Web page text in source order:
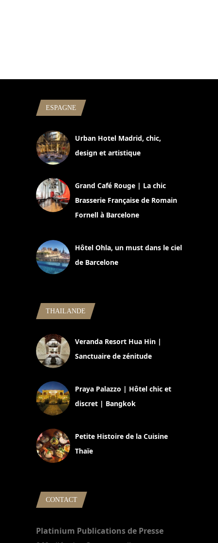
ESPAGNE
Urban Hotel Madrid, chic,
design et artistique
Grand Café Rouge | La chic
Brasserie Française de Romain
Fornell à Barcelone
Hôtel Ohla, un must dans le ciel
de Barcelone
THAILANDE
Veranda Resort Hua Hin |
Sanctuaire de zénitude
Praya Palazzo | Hôtel chic et
discret | Bangkok
Petite Histoire de la Cuisine
Thaïe
CONTACT
Platinium Publications de Presse